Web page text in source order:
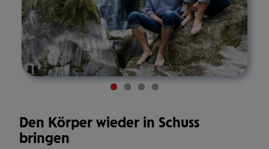
Den Körper wieder in Schuss
bringen